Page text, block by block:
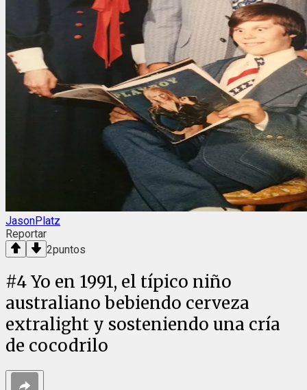
JasonPlatz
Reportar
2puntos
#4Yo en 1991, el típico niño
australiano bebiendo cerveza
extralight y sosteniendo una cría
de cocodrilo